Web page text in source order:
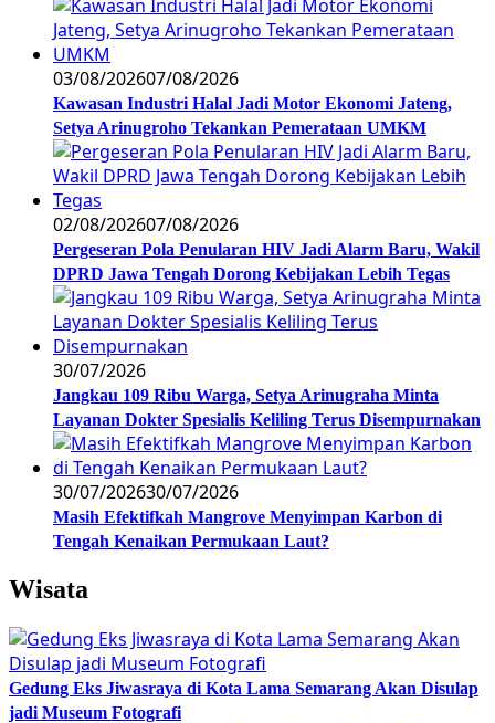
03/08/202607/08/2026
Kawasan Industri Halal Jadi Motor Ekonomi Jateng,
Setya Arinugroho Tekankan Pemerataan UMKM
02/08/202607/08/2026
Pergeseran Pola Penularan HIV Jadi Alarm Baru, Wakil
DPRD Jawa Tengah Dorong Kebijakan Lebih Tegas
30/07/2026
Jangkau 109 Ribu Warga, Setya Arinugraha Minta
Layanan Dokter Spesialis Keliling Terus Disempurnakan
30/07/202630/07/2026
Masih Efektifkah Mangrove Menyimpan Karbon di
Tengah Kenaikan Permukaan Laut?
Wisata
Gedung Eks Jiwasraya di Kota Lama Semarang Akan Disulap
jadi Museum Fotografi